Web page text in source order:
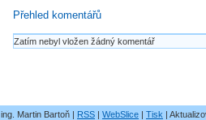
Přehled komentářů
Zatím nebyl vložen žádný komentář
ing. Martin Bartoň | RSS | WebSlice | Tisk |